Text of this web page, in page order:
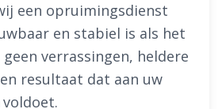
een opruimingsdienst
en stabiel is als het
verrassingen, heldere
resultaat dat aan uw